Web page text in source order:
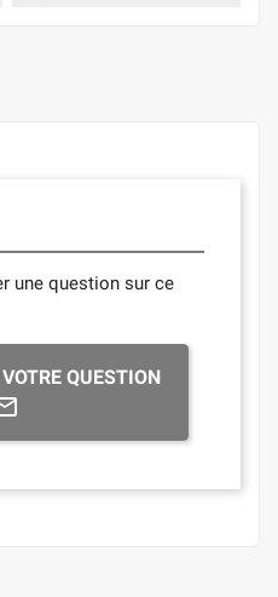
une question sur ce
QUESTION